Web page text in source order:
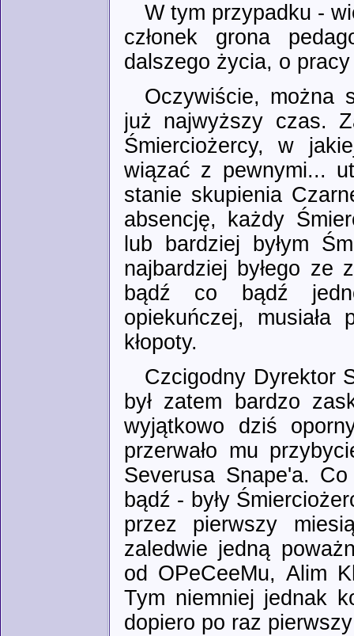
W tym przypadku -
członek grona
dalszego życia, o
Oczywiście, można
już najwyższy czas.
Śmierciożercy, w
wiązać z pewnymi...
stanie skupienia
absencję, każdy
lub bardziej byłym
najbardziej byłego ze
bądź co bądź
opiekuńczej,
kłopoty.
Czcigodny Dyrektor
był zatem bardzo
wyjątkowo dziś
przerwało mu
Severusa Snape'a.
bądź - były
przez pierwszy
zaledwie jedną
od OPeCeeMu, Alim
Tym niemniej jednak
dopiero po raz